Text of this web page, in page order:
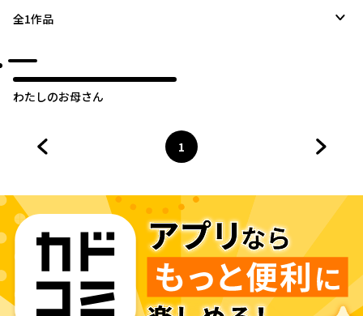
全1作品
わたしのお母さん
ページ
1
へ